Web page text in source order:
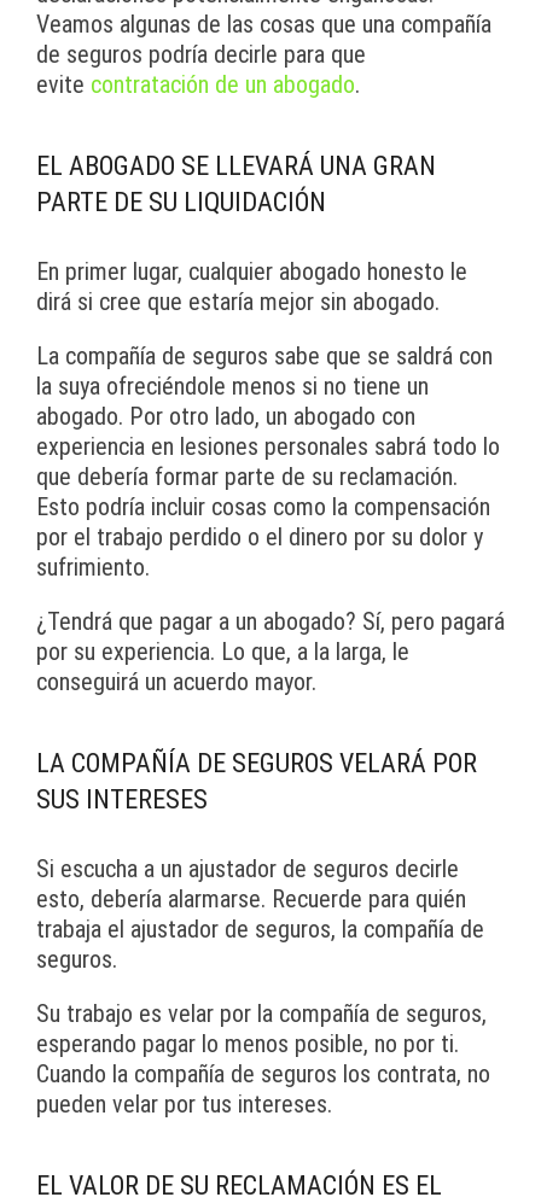
Veamos algunas de las cosas que una compañía
de seguros podría decirle para que
evite contratación de un abogado.
EL ABOGADO SE LLEVARÁ UNA GRAN
PARTE DE SU LIQUIDACIÓN
En primer lugar, cualquier abogado honesto le
dirá si cree que estaría mejor sin abogado.
La compañía de seguros sabe que se saldrá con
la suya ofreciéndole menos si no tiene un
abogado. Por otro lado, un abogado con
experiencia en lesiones personales sabrá todo lo
que debería formar parte de su reclamación.
Esto podría incluir cosas como la compensación
por el trabajo perdido o el dinero por su dolor y
sufrimiento.
¿Tendrá que pagar a un abogado? Sí, pero pagará
por su experiencia. Lo que, a la larga, le
conseguirá un acuerdo mayor.
LA COMPAÑÍA DE SEGUROS VELARÁ POR
SUS INTERESES
Si escucha a un ajustador de seguros decirle
esto, debería alarmarse. Recuerde para quién
trabaja el ajustador de seguros, la compañía de
seguros.
Su trabajo es velar por la compañía de seguros,
esperando pagar lo menos posible, no por ti.
Cuando la compañía de seguros los contrata, no
pueden velar por tus intereses.
EL VALOR DE SU RECLAMACIÓN ES EL